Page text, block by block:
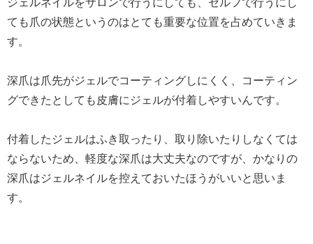
ジェルネイルをサロンで行うにしても、セルフで行うにし
ても爪の状態というのはとても重要な位置を占めていきま
す。
深爪は爪先がジェルでコーティングしにくく、コーティン
グできたとしても皮膚にジェルが付着しやすいんです。
付着したジェルはふき取ったり、取り除いたりしなくては
ならないため、軽度な深爪は大丈夫なのですが、かなりの
深爪はジェルネイルを控えておいたほうがいいと思いま
す。